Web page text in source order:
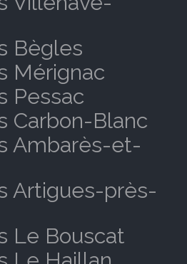
Bègles
Mérignac
Pessac
Carbon-Blanc
Ambarès-et-
Artigues-près-
Le Bouscat